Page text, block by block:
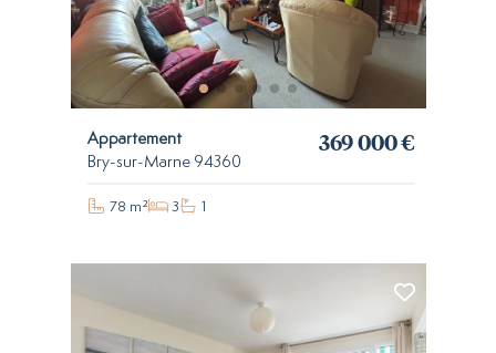
Appartement
Bry-sur-Marne 94360
369 000 €
78 m² 3 1